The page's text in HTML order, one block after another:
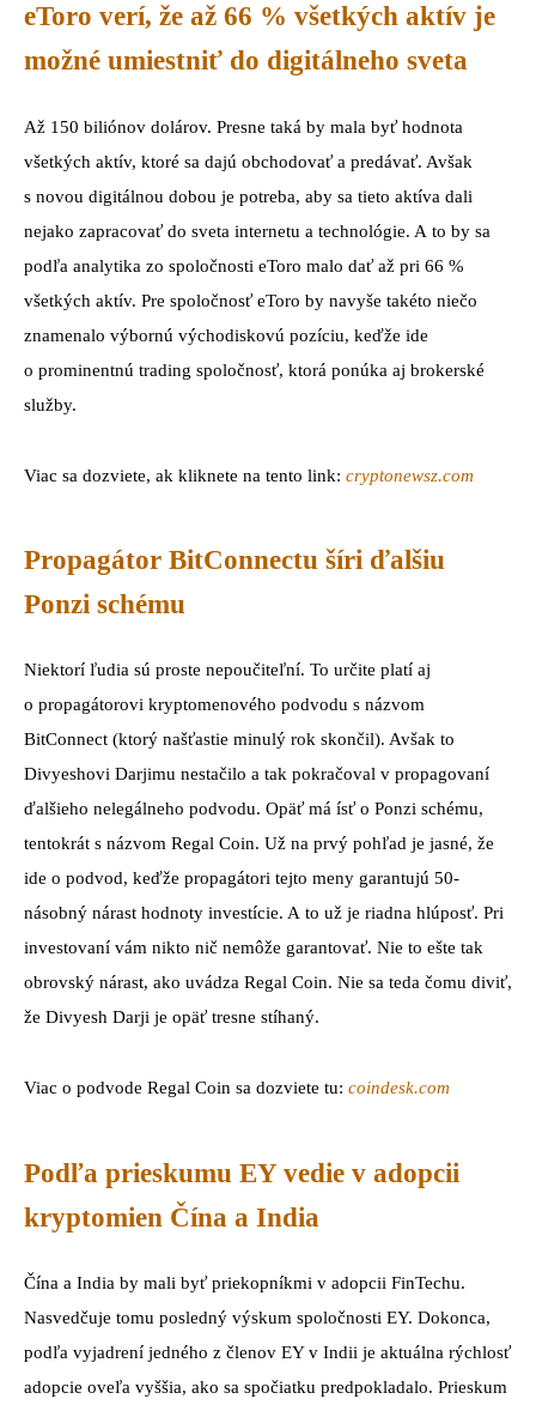
eToro verí, že až 66 % všetkých aktív je
možné umiestniť do digitálneho sveta
Až 150 biliónov dolárov. Presne taká by mala byť hodnota
všetkých aktív, ktoré sa dajú obchodovať a predávať. Avšak
s novou digitálnou dobou je potreba, aby sa tieto aktíva dali
nejako zapracovať do sveta internetu a technológie. A to by sa
podľa analytika zo spoločnosti eToro malo dať až pri 66 %
všetkých aktív. Pre spoločnosť eToro by navyše takéto niečo
znamenalo výbornú východiskovú pozíciu, keďže ide
o prominentnú trading spoločnosť, ktorá ponúka aj brokerské
služby.
Viac sa dozviete, ak kliknete na tento link: cryptonewsz.com
Propagátor BitConnectu šíri ďalšiu
Ponzi schému
Niektorí ľudia sú proste nepoučiteľní. To určite platí aj
o propagátorovi kryptomenového podvodu s názvom
BitConnect (ktorý našťastie minulý rok skončil). Avšak to
Divyeshovi Darjimu nestačilo a tak pokračoval v propagovaní
ďalšieho nelegálneho podvodu. Opäť má ísť o Ponzi schému,
tentokrát s názvom Regal Coin. Už na prvý pohľad je jasné, že
ide o podvod, keďže propagátori tejto meny garantujú 50-
násobný nárast hodnoty investície. A to už je riadna hlúposť. Pri
investovaní vám nikto nič nemôže garantovať. Nie to ešte tak
obrovský nárast, ako uvádza Regal Coin. Nie sa teda čomu diviť,
že Divyesh Darji je opäť tresne stíhaný.
Viac o podvode Regal Coin sa dozviete tu: coindesk.com
Podľa prieskumu EY vedie v adopcii
kryptomien Čína a India
Čína a India by mali byť priekopníkmi v adopcii FinTechu.
Nasvedčuje tomu posledný výskum spoločnosti EY. Dokonca,
podľa vyjadrení jedného z členov EY v Indii je aktuálna rýchlosť
adopcie oveľa vyššia, ako sa spočiatku predpokladalo. Prieskum